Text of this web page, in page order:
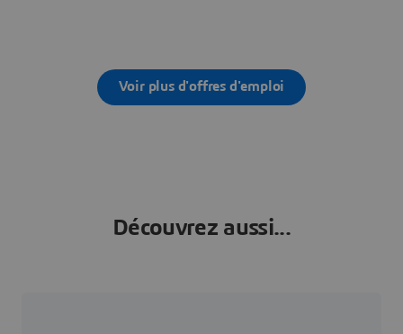
Voir plus d'offres d'emploi
Découvrez aussi...